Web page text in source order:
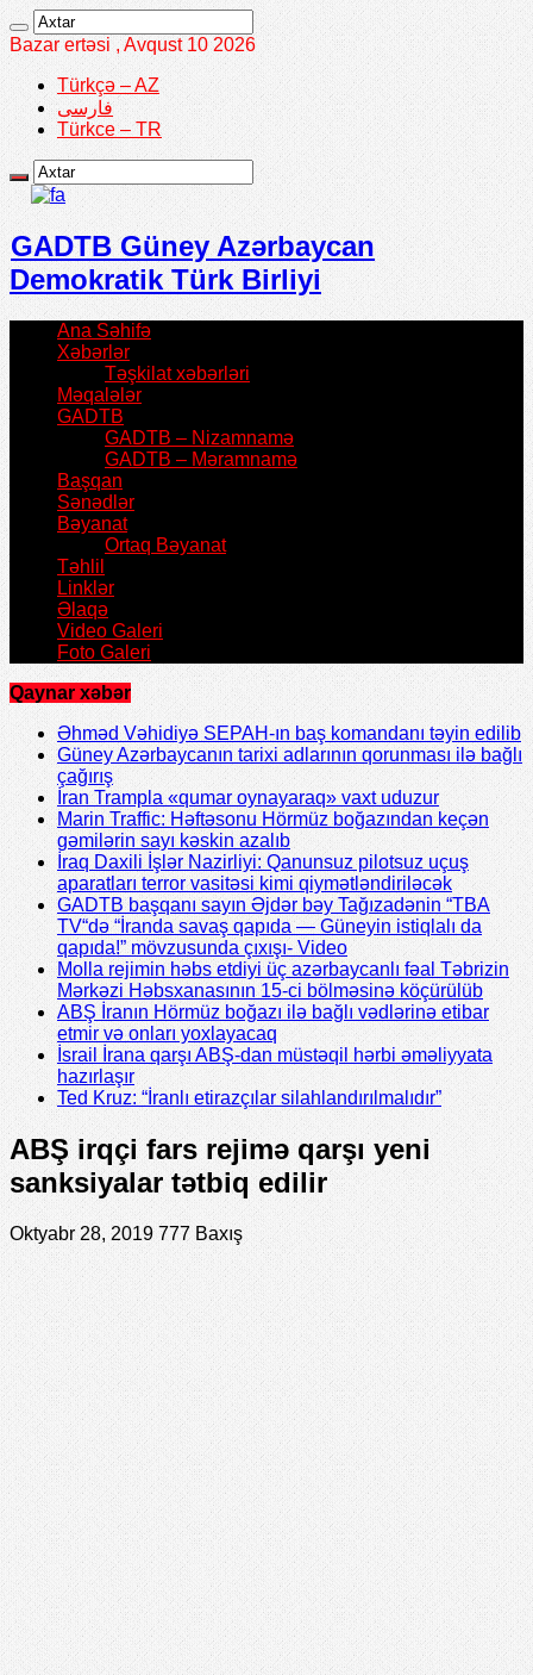
Bazar ertəsi , Avqust 10 2026
Türkçə – AZ
فارسی
Türkce – TR
GADTB Güney Azərbaycan
Demokratik Türk Birliyi
Ana Səhifə
Xəbərlər
Təşkilat xəbərləri
Məqalələr
GADTB
GADTB – Nizamnamə
GADTB – Məramnamə
Başqan
Sənədlər
Bəyanat
Ortaq Bəyanat
Təhlil
Linklər
Əlaqə
Video Galeri
Foto Galeri
Qaynar xəbər
Əhməd Vəhidiyə SEPAH-ın baş komandanı təyin edilib
Güney Azərbaycanın tarixi adlarının qorunması ilə bağlı
çağırış
İran Trampla «qumar oynayaraq» vaxt uduzur
Marin Traffic: Həftəsonu Hörmüz boğazından keçən
gəmilərin sayı kəskin azalıb
İraq Daxili İşlər Nazirliyi: Qanunsuz pilotsuz uçuş
aparatları terror vasitəsi kimi qiymətləndiriləcək
GADTB başqanı sayın Əjdər bəy Tağızadənin “TBA
TV“də “İranda savaş qapıda — Güneyin istiqlalı da
qapıda!” mövzusunda çıxışı- Video
Molla rejimin həbs etdiyi üç azərbaycanlı fəal Təbrizin
Mərkəzi Həbsxanasının 15-ci bölməsinə köçürülüb
ABŞ İranın Hörmüz boğazı ilə bağlı vədlərinə etibar
etmir və onları yoxlayacaq
İsrail İrana qarşı ABŞ-dan müstəqil hərbi əməliyyata
hazırlaşır
Ted Kruz: “İranlı etirazçılar silahlandırılmalıdır”
ABŞ irqçi fars rejimə qarşı yeni
sanksiyalar tətbiq edilir
Oktyabr 28, 2019 777 Baxış